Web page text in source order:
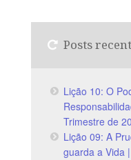
Posts
Lição 10: O
Trimestre de
Lição 09: A
guarda a Vida